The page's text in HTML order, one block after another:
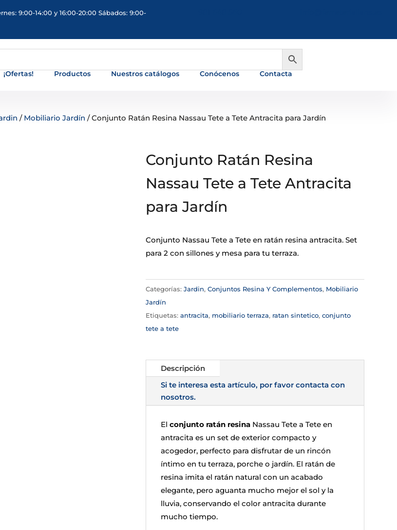
9:00-14:00 y 16:00-20:00 Sábados: 9:00-
¡Ofertas! Productos Nuestros catálogos Conócenos Contacta
/ Mobiliario Jardín / Conjunto Ratán Resina Nassau Tete a Tete Antracita para Jardín
Conjunto Ratán Resina
Nassau Tete a Tete Antracita
para Jardín
Conjunto Nassau Tete a Tete en ratán resina antracita. Set
para 2 con sillones y mesa para tu terraza.
Categorías: Jardin, Conjuntos Resina Y Complementos, Mobiliario
Jardín
Etiquetas: antracita, mobiliario terraza, ratan sintetico, conjunto
tete a tete
Descripción
Si te interesa esta artículo, por favor contacta con
nosotros.
El conjunto ratán resinaNassau Tete a Tete en
antracita es un set de exterior compacto y
acogedor, perfecto para disfrutar de un rincón
íntimo en tu terraza, porche o jardín. El ratán de
resina imita el ratán natural con un acabado
elegante, pero aguanta mucho mejor el sol y la
lluvia, conservando el color antracita durante
mucho tiempo.